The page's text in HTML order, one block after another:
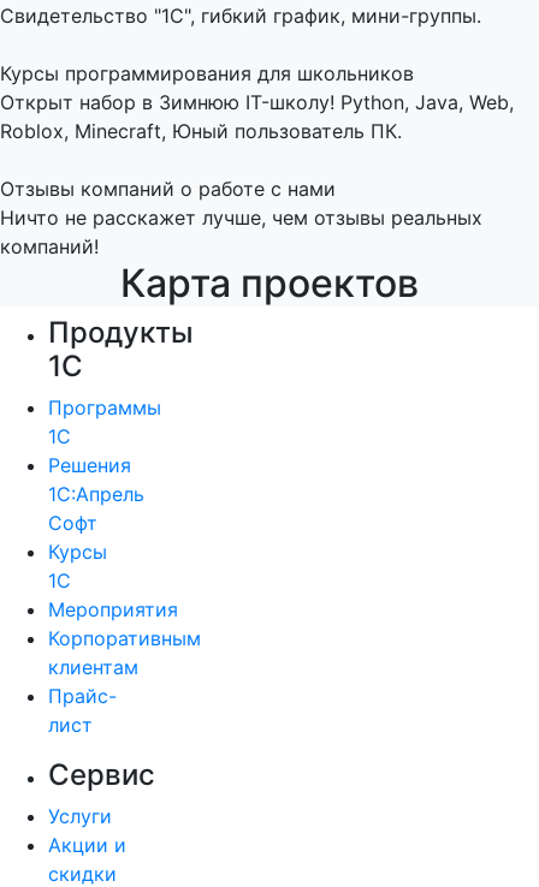
Свидетельство "1С", гибкий график, мини-группы.
Курсы программирования для школьников
Открыт набор в Зимнюю IT-школу! Python, Java, Web,
Roblox, Minecraft, Юный пользователь ПК.
Отзывы компаний о работе с нами
Ничто не расскажет лучше, чем отзывы реальных
компаний!
Карта проектов
Продукты
1С
Программы
1С
Решения
1С:Апрель
Софт
Курсы
1С
Мероприятия
Корпоративным
клиентам
Прайс-
лист
Сервис
Услуги
Акции и
скидки